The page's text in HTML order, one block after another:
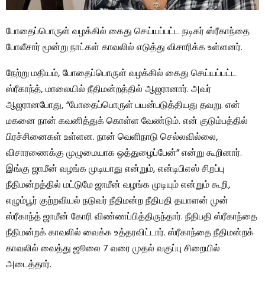
போதைப்பொருள் வழக்கில் கைது செய்யப்பட்ட நடிகர் ஸ்ரீகாந்தை
போலீசார் மூன்று நாட்கள் காவலில் எடுத்து விசாரிக்க உள்ளனர்.
நேற்று மதியம், போதைப்பொருள் வழக்கில் கைது செய்யப்பட்ட
ஸ்ரீகாந்த், மாலையில் நீதிமன்றத்தில் ஆஜரானார். அவர்
ஆஜரானபோது, ​​”போதைப்பொருள் பயன்படுத்தியது தவறு. என்
மகனை நான் கவனித்துக் கொள்ள வேண்டும். என் குடும்பத்தில்
பிரச்சினைகள் உள்ளன. நான் வெளிநாடு செல்லவில்லை,
விசாரணைக்கு முழுமையாக ஒத்துழைப்பேன்” என்று கூறினார்.
இங்கு ஜாமீன் வழங்க முடியாது என்றும், என்டிபிஎஸ் சிறப்பு
நீதிமன்றத்தில் மட்டுமே ஜாமீன் வழங்க முடியும் என்றும் கூறி,
எழும்பூர் குற்றவியல் நடுவர் நீதிமன்ற நீதிபதி தயாளன் முன்
ஸ்ரீகாந்த் ஜாமீன் கோரி விண்ணப்பித்திருந்தார். நீதிபதி ஸ்ரீகாந்தை
நீதிமன்றக் காவலில் வைக்க உத்தரவிட்டார். ஸ்ரீகாந்தை நீதிமன்றக்
காவலில் வைத்து ஜூலை 7 வரை முதல் வகுப்பு சிறையில்
அடைத்தார்.